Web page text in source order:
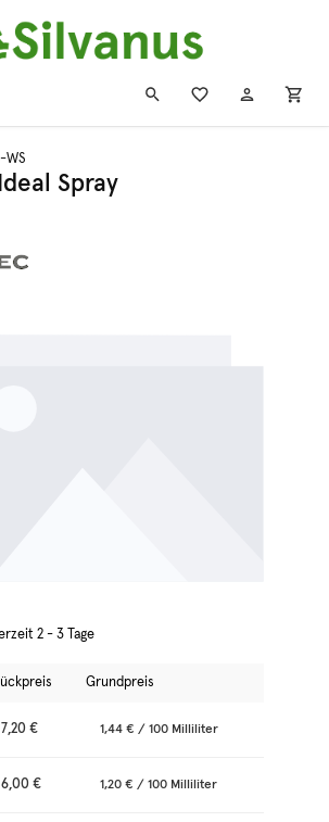
WS
Spray
2 - 3 Tage
Grundpreis
7,20 € 1,44 € / 100 Milliliter
6,00 € 1,20 € / 100 Milliliter